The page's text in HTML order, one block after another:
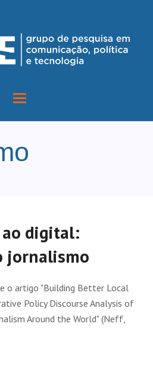
digital:
jornalismo
o artigo "Building Better Local
Policy Discourse Analysis of
Around the World" (Neff,